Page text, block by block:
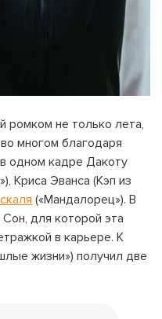
ромком не только лета,
многом благодаря
одном кадре Дакоту
Криса Эванса (Кэп из
(«Мандалорец»). В
для которой эта
в карьере. К
жизни») получил две